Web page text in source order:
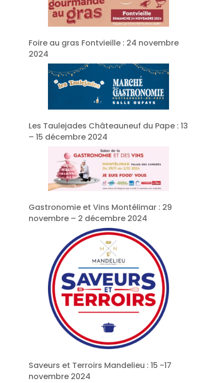
Foire au gras Fontvieille : 24 novembre
2024
Les Taulejades Châteauneuf du Pape : 13
– 15 décembre 2024
Gastronomie et Vins Montélimar : 29
novembre – 2 décembre 2024
Saveurs et Terroirs Mandelieu : 15 -17
novembre 2024